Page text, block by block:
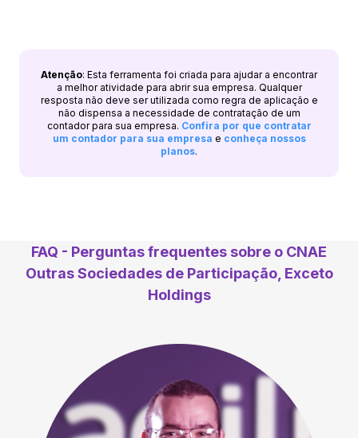
Atenção: Esta ferramenta foi criada para ajudar a encontrar
a melhor atividade para abrir sua empresa. Qualquer
resposta não deve ser utilizada como regra de aplicação e
não dispensa a necessidade de contratação de um
contador para sua empresa. Confira por que contratar
um contador para sua empresa e conheça nossos
planos.
FAQ - Perguntas frequentes sobre o CNAE
Outras Sociedades de Participação, Exceto
Holdings